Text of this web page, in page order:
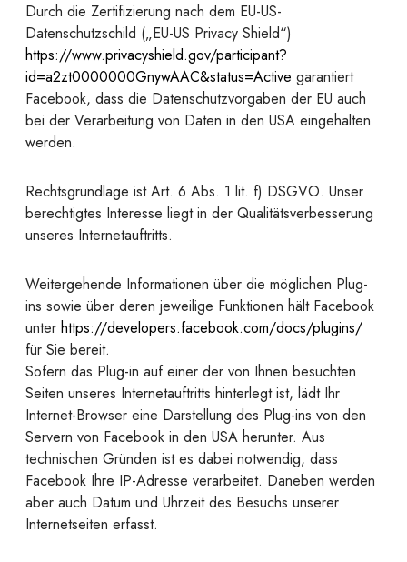
Durch die Zertifizierung nach dem EU-US-
Datenschutzschild („EU-US Privacy Shield“)
https://www.privacyshield.gov/participant?
id=a2zt0000000GnywAAC&status=Active garantiert
Facebook, dass die Datenschutzvorgaben der EU auch
bei der Verarbeitung von Daten in den USA eingehalten
werden.
Rechtsgrundlage ist Art. 6 Abs. 1 lit. f) DSGVO. Unser
berechtigtes Interesse liegt in der Qualitätsverbesserung
unseres Internetauftritts.
Weitergehende Informationen über die möglichen Plug-
ins sowie über deren jeweilige Funktionen hält Facebook
unter https://developers.facebook.com/docs/plugins/
für Sie bereit.
Sofern das Plug-in auf einer der von Ihnen besuchten
Seiten unseres Internetauftritts hinterlegt ist, lädt Ihr
Internet-Browser eine Darstellung des Plug-ins von den
Servern von Facebook in den USA herunter. Aus
technischen Gründen ist es dabei notwendig, dass
Facebook Ihre IP-Adresse verarbeitet. Daneben werden
aber auch Datum und Uhrzeit des Besuchs unserer
Internetseiten erfasst.